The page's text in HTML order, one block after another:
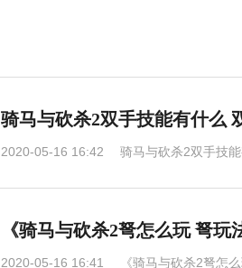
骑马与砍杀2双手技能有什么
2020-05-16 16:42 骑马与砍杀2双手技
《骑马与砍杀2弩怎么玩 弩玩
2020-05-16 16:41 《骑马与砍杀2弩怎